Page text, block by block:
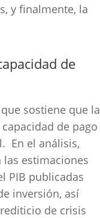
y finalmente, la
de
que sostiene que la
de pago
En el análisis,
estimaciones
PIB publicadas
inversión, así
de crisis